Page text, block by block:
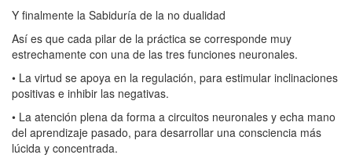
Y finalmente la Sabiduría de la no dualidad
Así es que cada pilar de la práctica se corresponde muy
estrechamente con una de las tres funciones neuronales.
• La virtud se apoya en la regulación, para estimular inclinaciones
positivas e inhibir las negativas.
• La atención plena da forma a circuitos neuronales y echa mano
del aprendizaje pasado, para desarrollar una consciencia más
lúcida y concentrada.